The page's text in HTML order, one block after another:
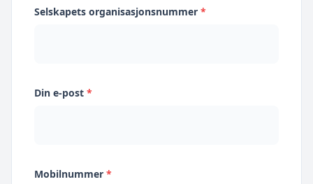
Selskapets organisasjonsnummer *
Din e-post *
Mobilnummer *